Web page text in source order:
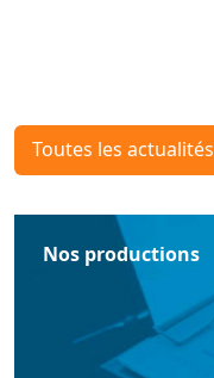
Toutes les actualités
Nos productions